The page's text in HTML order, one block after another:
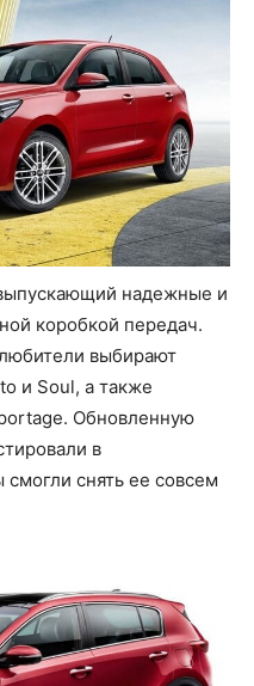
надежные и
коробкой передач.
выбирают
и Soul, а также
Обновленную
в
снять ее совсем